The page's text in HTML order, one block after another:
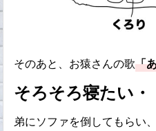
そのあと、お猿さんの歌「
そろそろ寝たい・
弟にソファを倒してもらい